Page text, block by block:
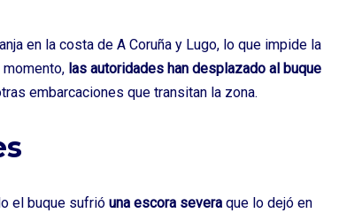
en la costa de A Coruña y Lugo, lo que impide la
las autoridades han desplazado al buque
embarcaciones que transitan la zona.
el buque sufrió una escora severa que lo dejó en